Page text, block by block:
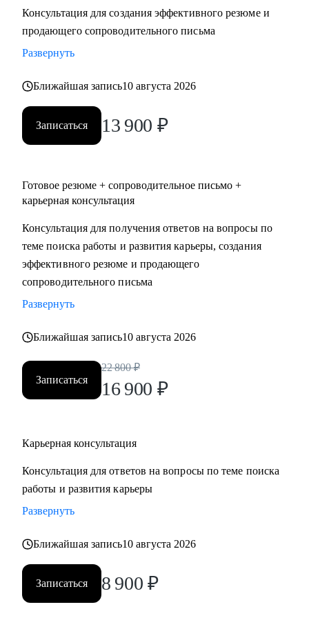
• Два высших образования - Менеджмент и Стратегическое
управление персоналом. Дополнительное образование в
сфере коучинга и карьерного консультирования.
С чем помогу:
• Нет приглашений на интервью - разберем, почему рынок
не видит вашу ценность, и исправим.
• Не знаете, как выгодно представить опыт - соберем
• Перерыв в работе, разнородный бэкграунд (нелинейный
которая закроет вопросы нанимающей стороны.
• Карьерный переход или выход на новый уровень дохода -
выстроим стратегию с конкретными шагами.
• Готовитесь к важному интервью - отработаем ответы и
подсветим сильные стороны.
тренды и ваше позиционирование.
плыть по течению, но не знаете с чего начать ;)
глубокой экспертизы и использования в работе различных
Консультация для создания эффективного резюме и
продающего сопроводительного письма
Развернуть
Ближайшая запись10 августа 2026
Записаться 13 900 ₽
Готовое резюме + сопроводительное письмо +
карьерная консультация
Консультация для получения ответов на вопросы по
теме поиска работы и развития карьеры, создания
эффективного резюме и продающего
сопроводительного письма
Развернуть
Ближайшая запись10 августа 2026
Записаться
22 800 ₽
16 900 ₽
Карьерная консультация
Консультация для ответов на вопросы по теме поиска
работы и развития карьеры
Развернуть
Ближайшая запись10 августа 2026
Записаться 8 900 ₽